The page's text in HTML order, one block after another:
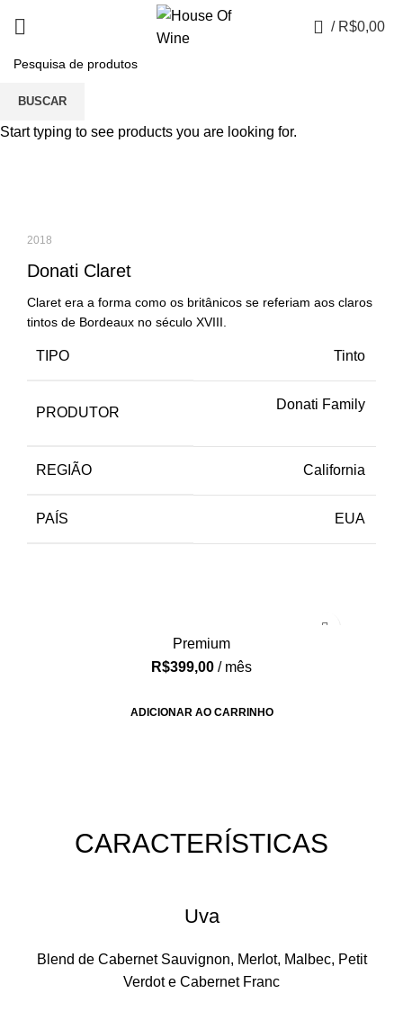
/ R$0,00
2018
Donati Claret
Claret era a forma como os britânicos se referiam aos claros
tintos de Bordeaux no século XVIII.
TIPO Tinto
PRODUTOR
Donati Family
REGIÃO California
PAÍS EUA
Premium
R$399,00 / mês
ADICIONAR AO CARRINHO
CARACTERÍSTICAS​
Uva
Blend de Cabernet Sauvignon, Merlot, Malbec, Petit
Verdot e Cabernet Franc
BUSCAR
Start typing to see products you are looking for.